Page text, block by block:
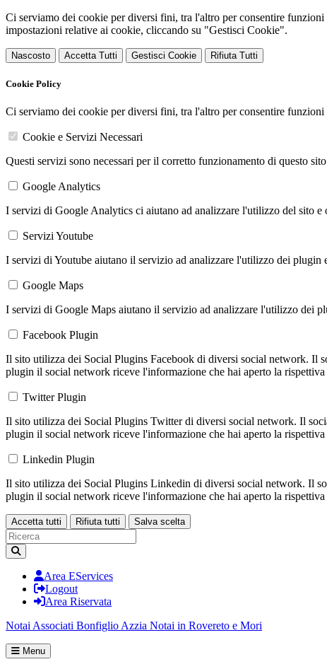
Ci serviamo dei cookie per diversi fini, tra l'altro per consentire
impostazioni relative ai cookie, cliccando su "Gestisci Cookie".
Nascosto Accetta Tutti Gestisci Cookie Rifiuta Tutti
Cookie Policy
Ci serviamo dei cookie per diversi fini, tra l'altro per consentire
Cookie e Servizi Necessari
Questi servizi sono necessari per il corretto funzionamento di questo
Google Analytics
I servizi di Google Analytics ci aiutano ad analizzare l'utilizzo del sito
Servizi Youtube
I servizi di Youtube aiutano il servizio ad analizzare l'utilizzo dei plugin
Google Maps
I servizi di Google Maps aiutano il servizio ad analizzare l'utilizzo dei
Facebook Plugin
Il sito utilizza dei Social Plugins Facebook di diversi social network. Il
plugin il social network riceve l'informazione che hai aperto la
Twitter Plugin
Il sito utilizza dei Social Plugins Twitter di diversi social network. Il
plugin il social network riceve l'informazione che hai aperto la
Linkedin Plugin
Il sito utilizza dei Social Plugins Linkedin di diversi social network. Il
plugin il social network riceve l'informazione che hai aperto la
Accetta tutti Rifiuta tutti Salva scelta
Loading...
Area EServices
Logout
Area Riservata
Notai Associati Bonfiglio Azzia Notai in Rovereto e Mori
Menu